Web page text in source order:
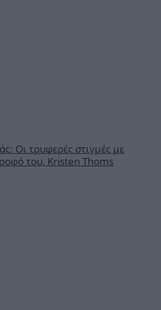
Οι τρυφερές στιγμές με
του, Kristen Thoms